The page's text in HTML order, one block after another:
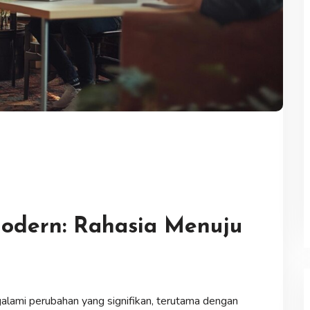
Rahasia Menuju
perubahan yang signifikan, terutama dengan